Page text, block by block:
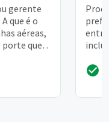
gerente
que é o
aéreas,
porte que